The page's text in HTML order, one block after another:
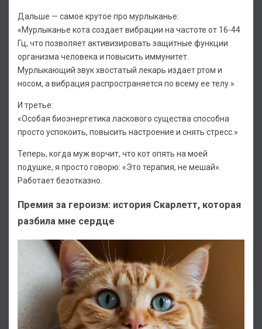
Дальше — самое крутое про мурлыканье:
«Мурлыканье кота создает вибрации на частоте от 16-44
Гц, что позволяет активизировать защитные функции
организма человека и повысить иммунитет.
Мурлыкающий звук хвостатый лекарь издает ртом и
носом, а вибрация распространяется по всему ее телу.»
И третье:
«Особая биоэнергетика ласкового существа способна
просто успокоить, повысить настроение и снять стресс.»
Теперь, когда муж ворчит, что кот опять на моей
подушке, я просто говорю: «Это терапия, не мешай».
Работает безотказно.
Премия за героизм: история Скарлетт, которая
разбила мне сердце